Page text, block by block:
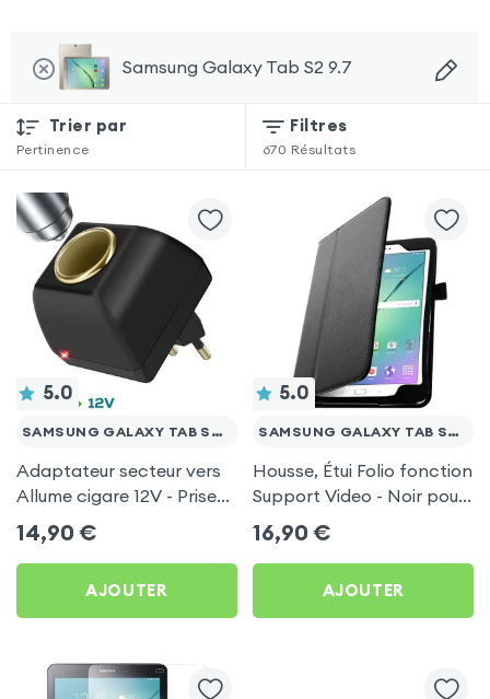
Samsung Galaxy Tab S2 9.7
Trier par
Pertinence
Filtres
670 Résultats
5.0
SAMSUNG GALAXY TAB S2 9.7
Adaptateur secteur vers
Allume cigare 12V - Prise
220V Noir
14,90 €
AJOUTER
5.0
SAMSUNG GALAXY TAB S2 9.7
Housse, Étui Folio fonction
Support Video - Noir pour
Samsung Galaxy Tab S2
9.7
16,90 €
AJOUTER